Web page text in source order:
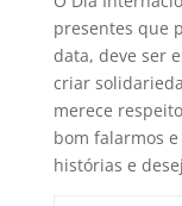
presentes que
data, deve ser
criar
merece
bom falarmos
histórias e